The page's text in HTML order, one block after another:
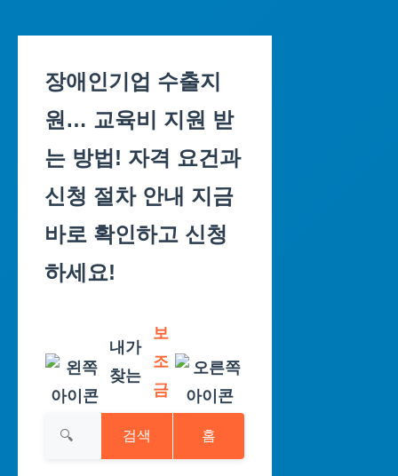
content
장애인기업 수출지
원… 교육비 지원 받
는 방법! 자격 요건과
신청 절차 안내 지금
바로 확인하고 신청
하세요!
내가
찾는
보
조
금
검색 홈